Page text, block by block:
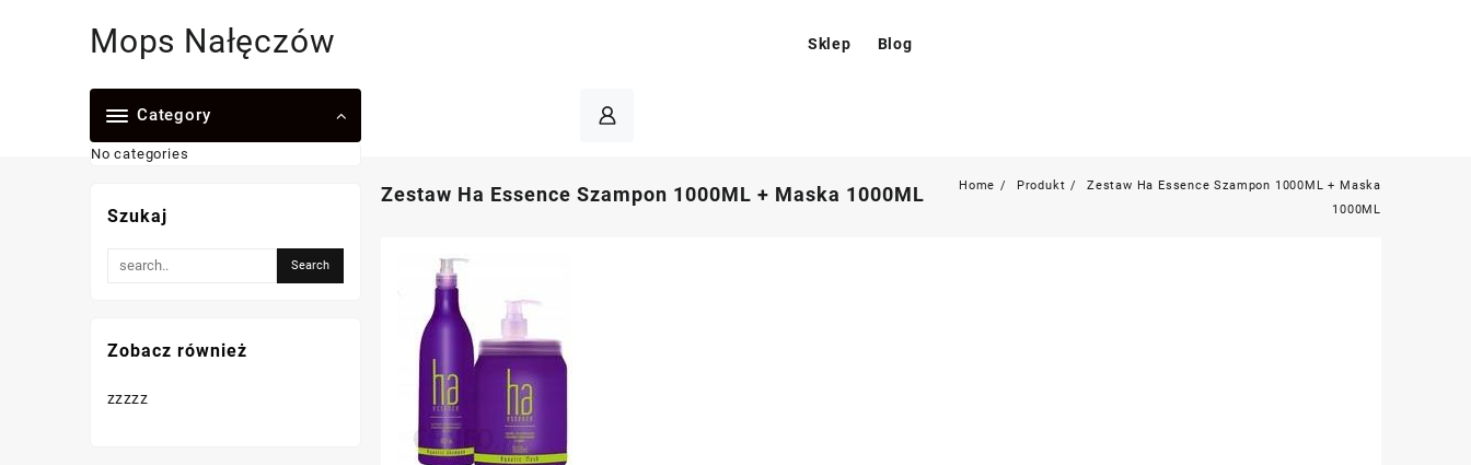
Mops Nałęczów Sklep Blog
Category
No categories
Zestaw Ha Essence Szampon 1000ML + Maska 1000ML Home Produkt
Zestaw Ha Essence Szampon 1000ML + Maska
1000ML
Szukaj
Zobacz również
zzzzz